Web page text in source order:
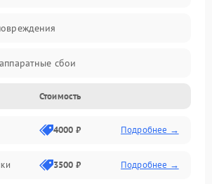
сбои
и оптики
Стоимость
4000 ₽ Подробнее →
3500 ₽ Подробнее →